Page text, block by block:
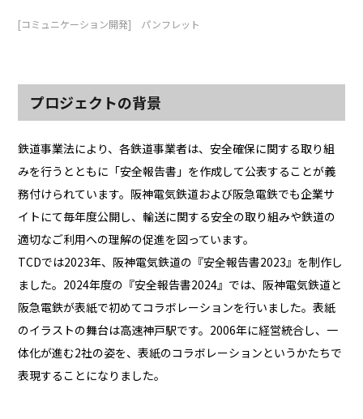
[コミュニケーション開発] パンフレット
プロジェクトの背景
鉄道事業法により、各鉄道事業者は、安全確保に関する取り組
みを行うとともに「安全報告書」を作成して公表することが義
務付けられています。阪神電気鉄道および阪急電鉄でも企業サ
イトにて毎年度公開し、輸送に関する安全の取り組みや鉄道の
適切なご利用への理解の促進を図っています。
TCDでは2023年、阪神電気鉄道の『安全報告書2023』を制作し
ました。2024年度の『安全報告書2024』では、阪神電気鉄道と
阪急電鉄が表紙で初めてコラボレーションを行いました。表紙
のイラストの舞台は高速神戸駅です。2006年に経営統合し、一
体化が進む2社の姿を、表紙のコラボレーションというかたちで
表現することになりました。